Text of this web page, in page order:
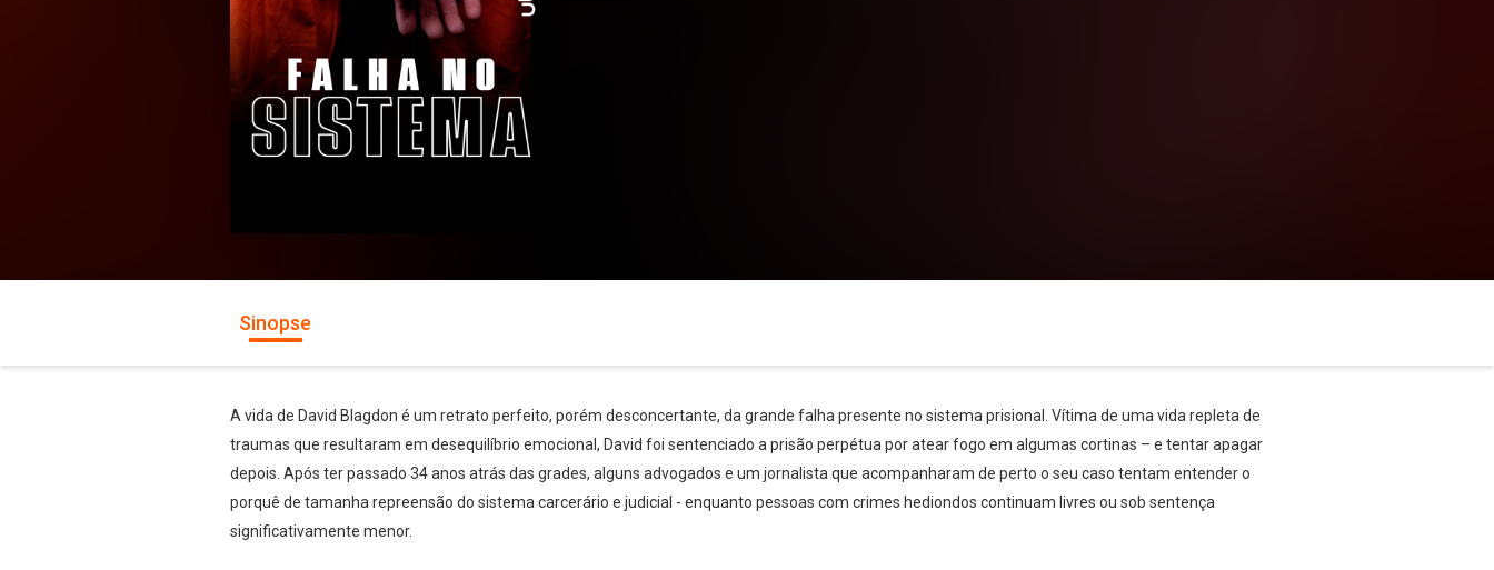
Sinopse
A vida de David Blagdon é um retrato perfeito, porém desconcertante, da grande falha presente no sistema prisional. Vítima de uma vida repleta de
traumas que resultaram em desequilíbrio emocional, David foi sentenciado a prisão perpétua por atear fogo em algumas cortinas – e tentar apagar
depois. Após ter passado 34 anos atrás das grades, alguns advogados e um jornalista que acompanharam de perto o seu caso tentam entender o
porquê de tamanha repreensão do sistema carcerário e judicial - enquanto pessoas com crimes hediondos continuam livres ou sob sentença
significativamente menor.